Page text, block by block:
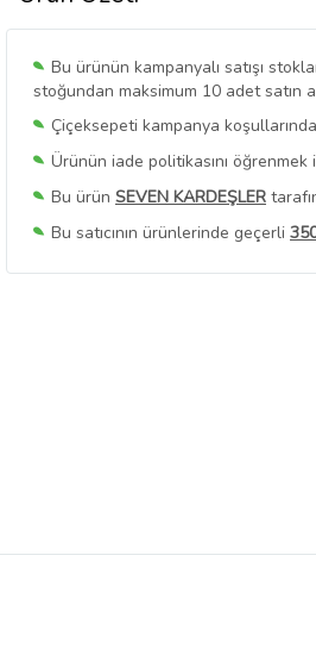
Bu ürünün kampanyalı satışı
stoğundan maksimum 10 adet satın
Çiçeksepeti kampanya
Ürünün iade politikasını öğrenmek
Bu ürün SEVEN KARDEŞLER
Bu satıcının ürünlerinde geçerli
Bu SatıcınınTüm Ürünlerini